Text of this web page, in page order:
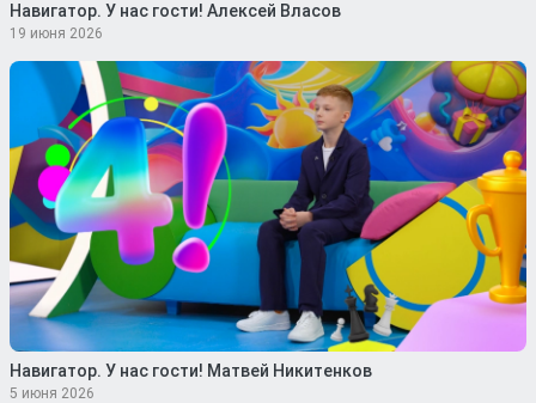
Навигатор. У нас гости! Алексей Власов
19 июня 2026
Навигатор. У нас гости! Матвей Никитенков
5 июня 2026